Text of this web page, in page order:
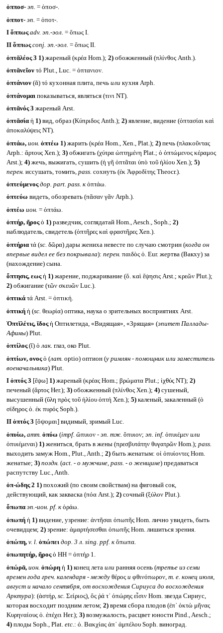
ὁπποσ- эп. = ὁποσ-.
ὁπποτ- эп. = ὁποτ-.
I ὅππως adv. эп.-эол. = ὅπως I.
II ὅππως conj. эп.-эол. = ὅπως II.
ὀπτᾰλέος 3 1)жареный (κρέα Hom.); 2)обожженный (πλίνθος Anth.).
ὀπτᾰνεῖον τό Plut., Luc. = ὀπτανιον.
ὀπτάνιον(ᾰ) τό кухонная плита, печь или кухня Arph.
ὀπτάνομαι показываться, являться (τινι NT).
ὀπτᾰνός 3 жареный Arst.
ὀπτᾰσία ἡ 1)вид, образ (Κύπριδος Anth.); 2)явление, видение (ὀπτασίαι καὶ
ἀποκαλύψεις NT).
ὀπτάω, ион. ὀπτέω 1)жарить (κρέα Hom., Xen., Plat.); 2)печь (πλακοῦντας
Arph.: ἄρτους Xen.); 3)обжигать (χύτρα ὠπτημένη Plat.; ὁ ὀπτώμενος κέραμος
Arst.); 4)жечь, выжигать, сушить (ἡ γῆ ὀπτᾶται ὑπὸ τοῦ ἡλίου Xen.); 5)
перен. иссушать, томить, pass. сохнуть (ἐκ Ἀφροδίτης Theocr.).
ὀπτεύμενος дор. part. pass. кὀπτάω.
ὀπτεύω видеть, обозревать (πᾶσαν γᾶν Arph.).
ὀπτέω ион. = ὀπτάω.
ὀπτήρ, ῆροςὁ 1)разведчик, соглядатай Hom., Aesch., Soph.; 2)
наблюдатель, свидетель (ὀπτῆρες καὶ φραστῆρες Xen.).
ὀπτήρια τά (sc. δῶρα) дары жениха невесте по случаю смотрин (когда он
впервые видел ее без покрывала): перен. παιδὸς ὀ. Eur. жертва (Вакху) за
(нахождение) сына.
ὄπτησις, εωςἡ 1)жарение, поджаривание (ὄ. καὶ ἕψησις Arst.; κρεῶν Plut.);
2)обжигание (τῶν σκευῶν Luc.).
ὀπτικά τά Arst. = ὀπτική.
ὀπτική ἡ (sc. θεωρία) оптика, наука о зрительных восприятиях Arst.
Ὀπτῐλέτις, ῐδοςἡ Оптилетида, «Видящая», «Зрящая» (эпитет Паллады-
Афины) Plut.
ὀπτίλος(ῐ) ὁ лак. глаз, око Plut.
ὀπτίων, ονοςὁ (лат. optio) оптион (у римлян - помощник или заместитель
военачальника) Plut.
I ὀπτός 3 [ἕψω] 1)жареный (κρέας Hom.; βρώματα Plut.; ἰχθύς NT); 2)
печеный (ἄρτος Her.); 3)обожженный (πλίνθος Xen.); 4)сушеный,
высушенный (ὕλη πρὸς τοῦ ἡλίου ὀπτή Xen.); 5)каленый, закаленный (ὁ
σίδηρος ὀ. ἐκ πυρός Soph.).
II ὀπτός 3 [ὄψομαι] видимый, зримый Luc.
ὀπυίω, атт. ὀπύω (impf. ὤπυιον - эп. тж. ὄπυιον; эп. inf. ὀπυιέμεν или
ὀπυιέμεναι) 1)жениться, брать в жены (πρεσβυτάτην θυγατρῶν Hom.); pass.
выходить замуж Hom., Plut., Anth.; 2)быть женатым: οἱ ὀπυίοντες Hom.
женатые; 3) поздн. (act. - о мужчине, pass. - о женщине) предаваться
распутству Luc., Anth.
ὀπ-ώδης 2 1)похожий (по своим свойствам) на фиговый сок,
действующий, как закваска (πόα Arst.); 2)сочный (ξύλον Plut.).
ὄπωπα эп.-ион. pf. кὁράω.
ὀπωπή ἡ 1)видение, узрение: ἀντῆσαι ὀπωπῆς Hom. лично увидеть, быть
очевидцем; 2)зрение: ἁμαρτήσεσθαι ὀπωπῆς Hom. лишиться зрения.
ὀπώπη, v. l. ὀπώπει дор. 3 л. sing. ppf. кὄπωπα.
ὀπωπητήρ, ῆροςὁ HH = ὀπτήρ 1.
ὀπώρᾱ, ион. ὀπώρηἡ 1)конец лета или ранняя осень (третье из семи
времен года греч. календаря - междуθέρος и φθινόπωρον, т. е. конец июля,
август и начало сентября, от восхождения Сириуса до восхождения
Арктура): (ἀστήρ, sc. Σείριος), ὅς ῥά τ᾽ ὀπώρης εἶσιν Hom. звезда Сириус,
которая восходит поздним летом; 2)время сбора плодов (ἐπ᾽ ὀκτὼ μῆνας
Κυρηναίους ὀ. ἐπέχει Her.); 3)возмужалость, расцвет юности Pind., Aesch.;
4)плоды Soph., Plat. etc. : ὀ. Βακχίας ἀπ᾽ ἀμπέλου Soph. виноград.